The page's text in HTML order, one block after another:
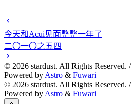
今天和Acui见面整整一年了
二〇一〇之五四
© 2026 stardust. All Rights Reserved. /
Powered by Astro & Fuwari
© 2026 stardust. All Rights Reserved. /
Powered by Astro & Fuwari